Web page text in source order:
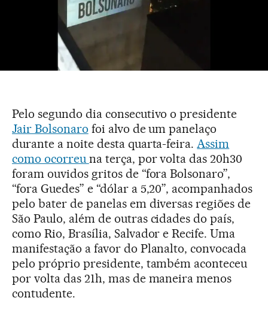
Pelo segundo dia consecutivo o presidente
Jair Bolsonaro foi alvo de um panelaço
durante a noite desta quarta-feira. Assim
como ocorreu na terça, por volta das 20h30
foram ouvidos gritos de “fora Bolsonaro”,
“fora Guedes” e “dólar a 5,20”, acompanhados
pelo bater de panelas em diversas regiões de
São Paulo, além de outras cidades do país,
como Rio, Brasília, Salvador e Recife. Uma
manifestação a favor do Planalto, convocada
pelo próprio presidente, também aconteceu
por volta das 21h, mas de maneira menos
contudente.